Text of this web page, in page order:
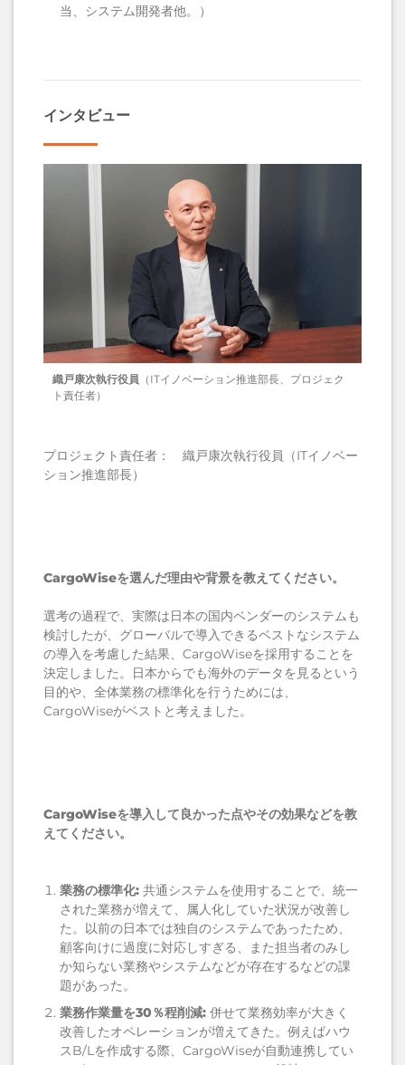
当、システム開発者他。）
インタビュー
織戸康次執行役員 （ITイノベーション推進部長、プロジェク
ト責任者）
プロジェクト責任者： 織戸康次執行役員（ITイノベー
ション推進部長）
CargoWiseを選んだ理由や背景を教えてください。
選考の過程で、実際は日本の国内ベンダーのシステムも
検討したが、グローバルで導入できるベストなシステム
の導入を考慮した結果、CargoWiseを採用することを
決定しました。日本からでも海外のデータを見るという
目的や、全体業務の標準化を行うためには、
CargoWiseがベストと考えました。
CargoWiseを導入して良かった点やその効果などを教
えてください。
業務の標準化: 共通システムを使用することで、統一
された業務が増えて、属人化していた状況が改善し
た。以前の日本では独自のシステムであったため、
顧客向けに過度に対応しすぎる、また担当者のみし
か知らない業務やシステムなどが存在するなどの課
題があった。
業務作業量を30％程削減: 併せて業務効率が大きく
改善したオペレーションが増えてきた。例えばハウ
スB/Lを作成する際、CargoWiseが自動連携してい